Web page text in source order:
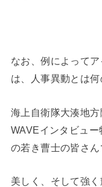
なお、例によって
は、人事異動とは何
海上自衛隊大湊地
WAVEインタビュ
の若き曹士の皆さん
美しく、そして強